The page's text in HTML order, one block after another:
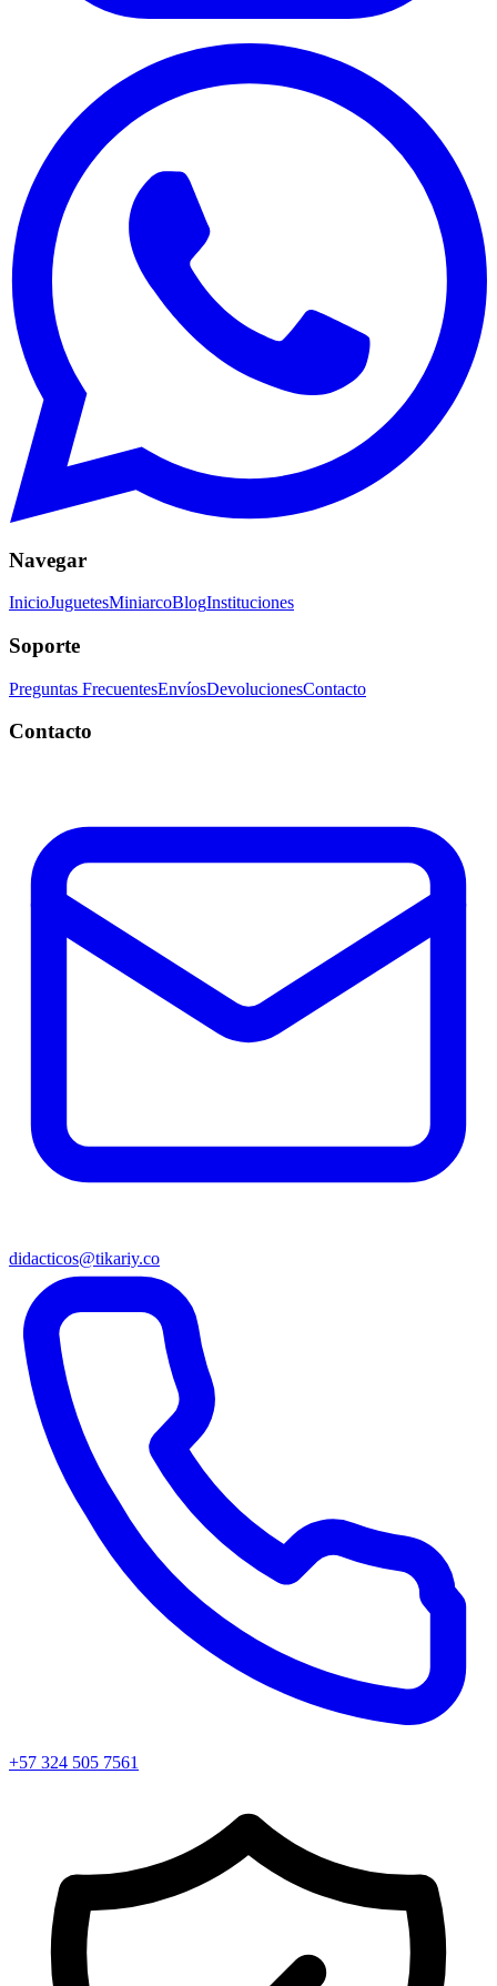
Navegar
InicioJuguetesMiniarcoBlogInstituciones
Soporte
Preguntas FrecuentesEnvíosDevolucionesContacto
Contacto
didacticos@tikariy.co
+57 324 505 7561